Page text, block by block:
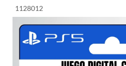
1128012